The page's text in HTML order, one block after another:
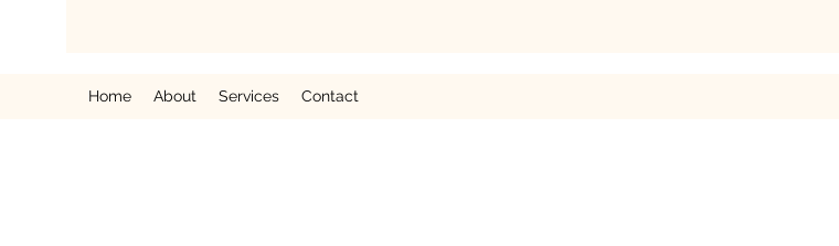
Home About Services Contact